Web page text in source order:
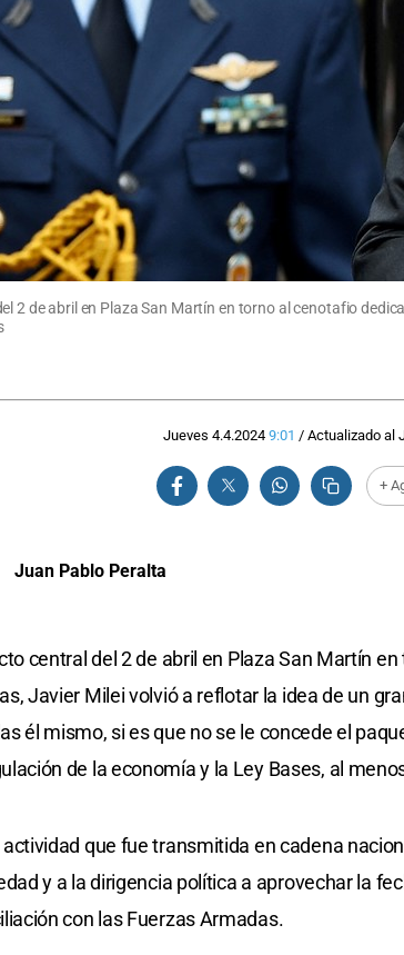
2 de abril en Plaza San Martín en torno al cenotafio
Jueves 4.4.2024 9:01 / Actualizado al
+
Juan Pablo Peralta
central del 2 de abril en Plaza San Martín
Javier Milei volvió a reflotar la idea de un
él mismo, si es que no se le concede el
de la economía y la Ley Bases, al
actividad que fue transmitida en cadena
y a la dirigencia política a aprovechar la
con las Fuerzas Armadas.